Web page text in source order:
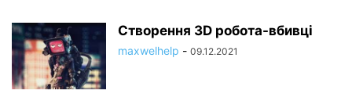
Створення 3D робота-вбивці
maxwelhelp - 09.12.2021